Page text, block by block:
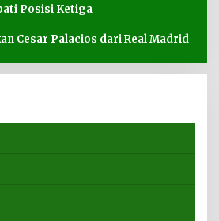
Posisi Ketiga
Cesar Palacios dari Real Madrid